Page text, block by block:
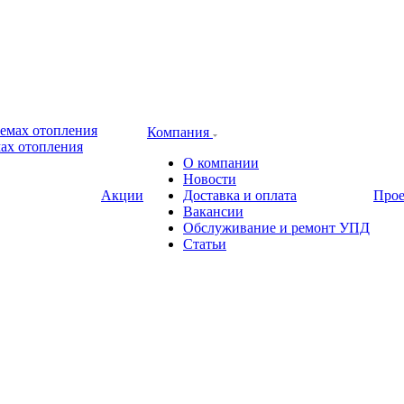
отопления
Акции
Компания
О компании
Новости
Доставка и оплата
Вакансии
Обслуживание и ремонт УПД
Статьи